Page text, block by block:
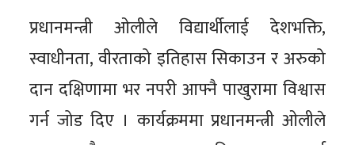
प्रधानमन्त्री ओलीले विद्यार्थीलाई देशभक्ति,
स्वाधीनता, वीरताको इतिहास सिकाउन र अरुको
दान दक्षिणामा भर नपरी आफ्नै पाखुरामा विश्वास
गर्न जोड दिए । कार्यक्रममा प्रधानमन्त्री ओलीले